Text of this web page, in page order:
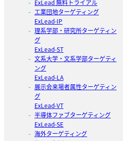
ExLead 無料トライアル
工業団地ターゲティング
ExLead-IP
理系学部・研究所ターゲティン
グ
ExLead-ST
文系大学・文系学部ターゲティ
ング
ExLead-LA
展示会来場者属性ターゲティン
グ
ExLead-VT
半導体ファブターゲティング
ExLead-SE
海外ターゲティング